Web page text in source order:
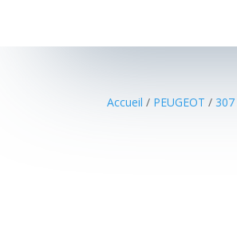
Accueil / PEUGEOT / 307